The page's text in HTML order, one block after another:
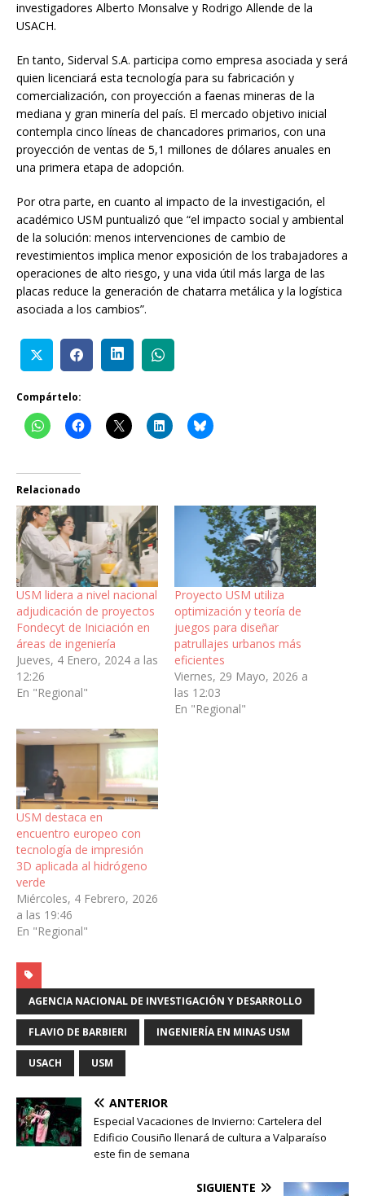
investigadores Alberto Monsalve y Rodrigo Allende de la
USACH.
En tanto, Siderval S.A. participa como empresa asociada y será
quien licenciará esta tecnología para su fabricación y
comercialización, con proyección a faenas mineras de la
mediana y gran minería del país. El mercado objetivo inicial
contempla cinco líneas de chancadores primarios, con una
proyección de ventas de 5,1 millones de dólares anuales en
una primera etapa de adopción.
Por otra parte, en cuanto al impacto de la investigación, el
académico USM puntualizó que “el impacto social y ambiental
de la solución: menos intervenciones de cambio de
revestimientos implica menor exposición de los trabajadores a
operaciones de alto riesgo, y una vida útil más larga de las
placas reduce la generación de chatarra metálica y la logística
asociada a los cambios”.
Compártelo:
Relacionado
USM lidera a nivel nacional
adjudicación de proyectos
Fondecyt de Iniciación en
áreas de ingeniería
Jueves, 4 Enero, 2024 a las
12:26
En "Regional"
Proyecto USM utiliza
optimización y teoría de
juegos para diseñar
patrullajes urbanos más
eficientes
Viernes, 29 Mayo, 2026 a
las 12:03
En "Regional"
USM destaca en
encuentro europeo con
tecnología de impresión
3D aplicada al hidrógeno
verde
Miércoles, 4 Febrero, 2026
a las 19:46
En "Regional"
AGENCIA NACIONAL DE INVESTIGACIÓN Y DESARROLLO
FLAVIO DE BARBIERI INGENIERÍA EN MINAS USM
USACH USM
ANTERIOR
Especial Vacaciones de Invierno: Cartelera del
Edificio Cousiño llenará de cultura a Valparaíso
este fin de semana
SIGUIENTE